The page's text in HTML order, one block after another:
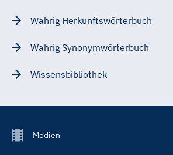
Wahrig Herkunftswörterbuch
Wahrig Synonymwörterbuch
Wissensbibliothek
FooterMedien